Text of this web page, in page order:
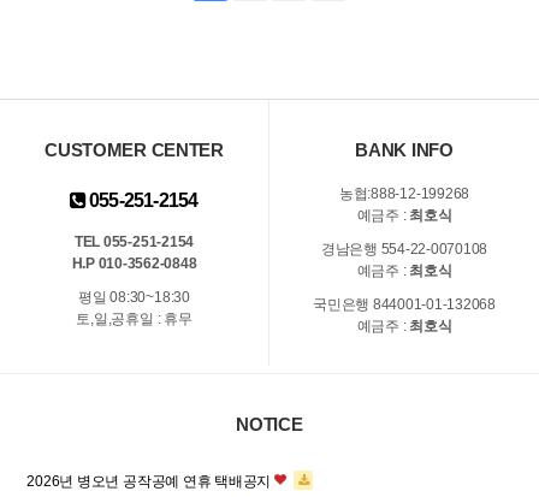
CUSTOMER CENTER
055-251-2154
TEL 055-251-2154
H.P 010-3562-0848
평일 08:30~18:30
토,일,공휴일 : 휴무
BANK INFO
농협:888-12-199268
예금주 : 최호식
경남은행 554-22-0070108
예금주 : 최호식
국민은행 844001-01-132068
예금주 : 최호식
NOTICE
2026년 병오년 공작공예 연휴 택배공지